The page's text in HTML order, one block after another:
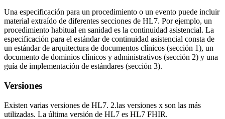
Una especificación para un procedimiento o un evento puede incluir
material extraído de diferentes secciones de HL7. Por ejemplo, un
procedimiento habitual en sanidad es la continuidad asistencial. La
especificación para el estándar de continuidad asistencial consta de
un estándar de arquitectura de documentos clínicos (sección 1), un
documento de dominios clínicos y administrativos (sección 2) y una
guía de implementación de estándares (sección 3).
Versiones
Existen varias versiones de HL7. 2.las versiones x son las más
utilizadas. La última versión de HL7 es HL7 FHIR.